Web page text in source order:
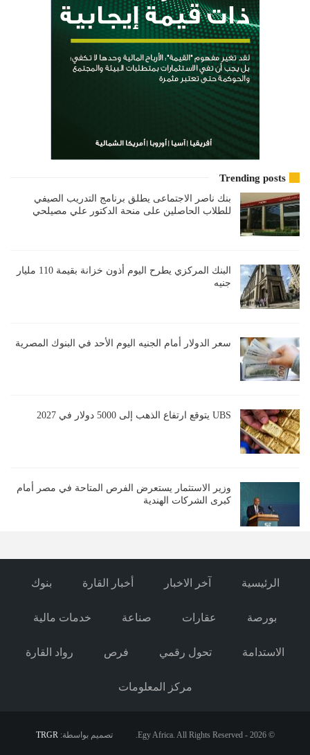
Trending posts
بنك ناصر الاجتماعى يطلق برنامج التدريب الصيفي
للطلاب الحاصلين على منحة الدكتور علي مصيلحي
البنك المركزي يطرح اليوم أذون خزانة بقيمة 110 مليار
جنيه
سعر الدولار أمام الجنيه اليوم الأحد في البنوك المصرية
UBS يتوقع ارتفاع الذهب إلى 5000 دولار في 2027
وزير الاستثمار يستعرض الفرص المتاحة في مصر أمام
كبرى الشركات الهندية
الرئيسية آخر الاخبار أخبار القارة بنوك
بورصة عقارات صناعة خدمات مالية
الاستدامة تحول رقمي فرص رواد القارة
مركز المعلومات
© 2026 - Egy Africa. All Rights Reserved. تصميم بواسطة:TRGR